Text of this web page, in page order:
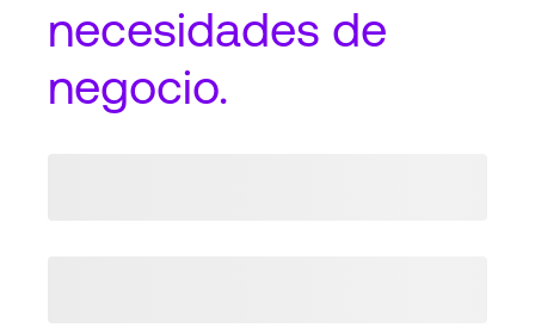
necesidades de
negocio.